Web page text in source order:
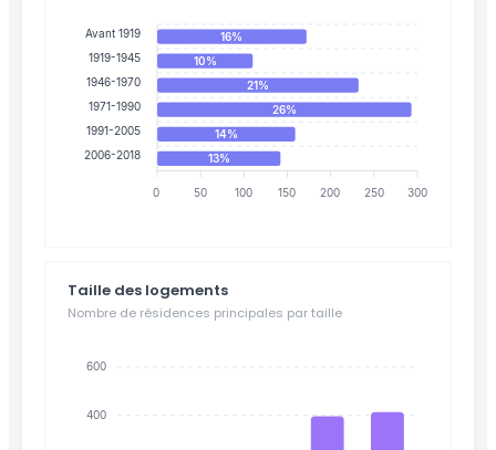
16%
10%
21%
26%
14%
13%
Avant 1919
1919-1945
1946-1970
1971-1990
1991-2005
2006-2018
300
250
200
150
100
50
0
Taille des logements
Nombre de résidences principales par taille
600
400